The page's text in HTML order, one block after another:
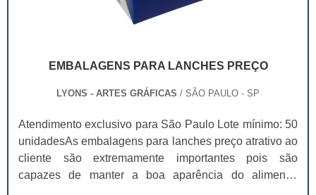
EMBALAGENS PARA LANCHES PREÇO
LYONS - ARTES GRÁFICAS / SÃO PAULO - SP
Atendimento exclusivo para São Paulo Lote mínimo: 50
unidadesAs embalagens para lanches preço atrativo ao
cliente são extremamente importantes pois são
capazes de manter a boa aparência do alimento,